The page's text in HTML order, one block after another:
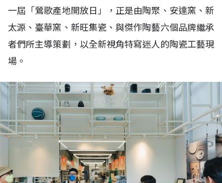
一屆「鶯歌產地開放日」，正是由陶聚、安達窯、新
太源、臺華窯、新旺集瓷、與傑作陶藝六個品牌繼承
者們所主導策劃，以全新視角特寫迷人的陶瓷工藝現
場。